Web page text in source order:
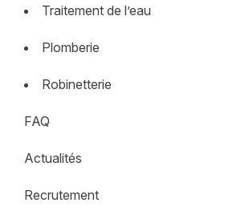
Traitement de l’eau
Plomberie
Robinetterie
FAQ
Actualités
Recrutement